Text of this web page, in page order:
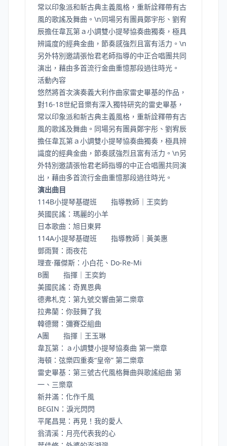
常以印象派和新古典主義風格，重新詮釋帶有古
風的歌謠及舞曲。\n同場另有團員鄭宇彤、劉宥
辰擔任韋瓦第ａ小調雙小提琴協奏曲獨奏，極具
辨識度的經典金曲，節奏感強烈且富有活力。\n
另外特別邀請張怡君老師指導的中正合唱團共同
演出，藉由多首流行金曲重憶那段過往時光。
活動內容
悠然將首次演奏義大利作曲家雷史畢基的作品，
對16-18世紀音樂有深入獨特研究的雷史畢基，
常以印象派和新古典主義風格，重新詮釋帶有古
風的歌謠及舞曲。同場另有團員鄭宇彤、劉宥辰
擔任韋瓦第ａ小調雙小提琴協奏曲獨奏，極具辨
識度的經典金曲，節奏感強烈且富有活力。\n另
外特別邀請張怡君老師指導的中正合唱團共同演
出，藉由多首流行金曲重憶那段過往時光。
演出曲目
114B小提琴基礎班 指導教師｜王奕鈞
英國民謠：瑪麗的小羊
日本歌曲：旭日東昇
114A小提琴基礎班 指導教師｜黃美惠
鄧雨賢：雨夜花
理查·羅傑斯：小白花、Do-Re-Mi
B團 指揮｜王奕鈞
美國民謠：奇異恩典
德弗札克：第九號交響曲第二樂章
拉弗蘭：你鼓舞了我
韓德爾：彌賽亞組曲
A團 指揮｜王玉琳
韋瓦第：ａ小調雙小提琴協奏曲 第一樂章
海頓：弦樂四重奏“皇帝” 第二樂章
雷史畢基：第三號古代風格舞曲與歌謠組曲 第
一、三樂章
新井滿：化作千風
BEGIN：淚光閃閃
平尾昌晃：再見！我的愛人
翁清溪：月亮代表我的心